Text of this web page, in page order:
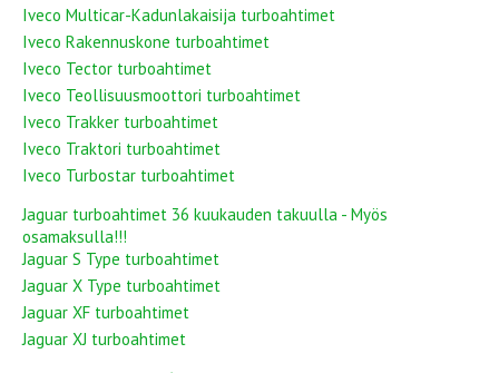
Iveco Multicar-Kadunlakaisija turboahtimet
Iveco Rakennuskone turboahtimet
Iveco Tector turboahtimet
Iveco Teollisuusmoottori turboahtimet
Iveco Trakker turboahtimet
Iveco Traktori turboahtimet
Iveco Turbostar turboahtimet
Jaguar turboahtimet 36 kuukauden takuulla - Myös
osamaksulla!!!
Jaguar S Type turboahtimet
Jaguar X Type turboahtimet
Jaguar XF turboahtimet
Jaguar XJ turboahtimet